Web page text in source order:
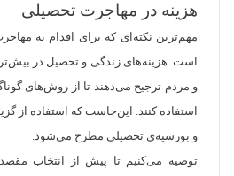
هزینه در مهاجرت تحصیلی
مهم‌ترین نکته‌ای که برای اقدام به
است. هزینه‌های زندگی و تحصیل در
و مردم ترجیح می‌دهند تا از روش‌های
استفاده کنند. این‌جاست که استفاده از
و بورسیه‌ی تحصیلی مطرح می‌شود.
توصیه می‌کنیم تا پیش از انتخاب